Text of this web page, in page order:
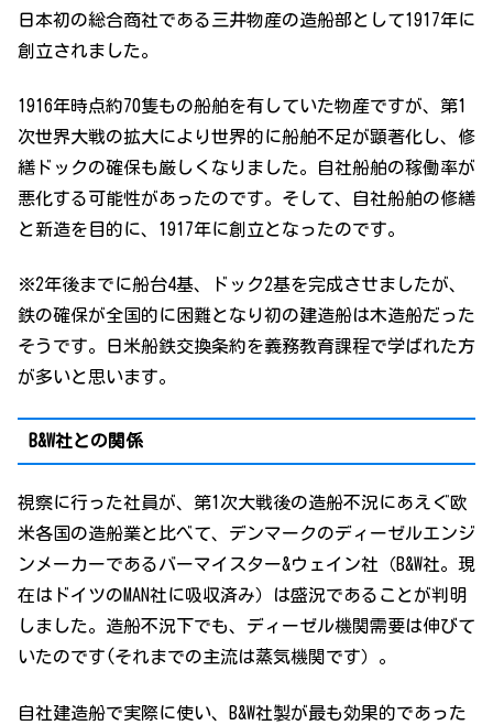
日本初の総合商社である三井物産の造船部として1917年に
創立されました。
1916年時点約70隻もの船舶を有していた物産ですが、第1
次世界大戦の拡大により世界的に船舶不足が顕著化し、修
繕ドックの確保も厳しくなりました。自社船舶の稼働率が
悪化する可能性があったのです。そして、自社船舶の修繕
と新造を目的に、1917年に創立となったのです。
※2年後までに船台4基、ドック2基を完成させましたが、
鉄の確保が全国的に困難となり初の建造船は木造船だった
そうです。日米船鉄交換条約を義務教育課程で学ばれた方
が多いと思います。
B&W社との関係
視察に行った社員が、第1次大戦後の造船不況にあえぐ欧
米各国の造船業と比べて、デンマークのディーゼルエンジ
ンメーカーであるバーマイスター&ウェイン社（B&W社。現
在はドイツのMAN社に吸収済み）は盛況であることが判明
しました。造船不況下でも、ディーゼル機関需要は伸びて
いたのです(それまでの主流は蒸気機関です）。
自社建造船で実際に使い、B&W社製が最も効果的であった